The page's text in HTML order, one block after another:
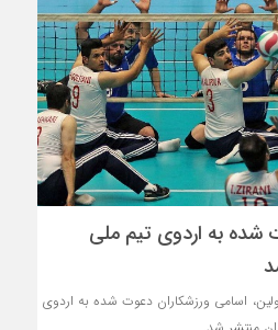
شده به اردوی تیم ملی
اسامی ورزشکاران دعوت شده به اردوی